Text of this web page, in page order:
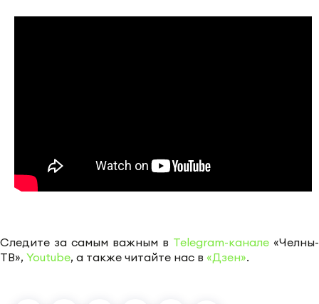
Следите за самым важным в Telegram-канале «Челны-
ТВ», Youtube, а также читайте нас в «Дзен».